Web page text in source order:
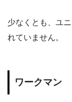
少なくとも、ユ
れていません。
ワークマン